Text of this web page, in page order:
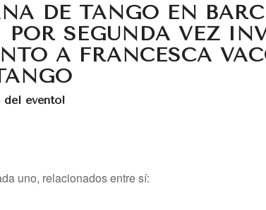
DE TANGO EN
SEGUNDA VEZ
A FRANCESCA
del evento!
uno, relacionados entre sí: